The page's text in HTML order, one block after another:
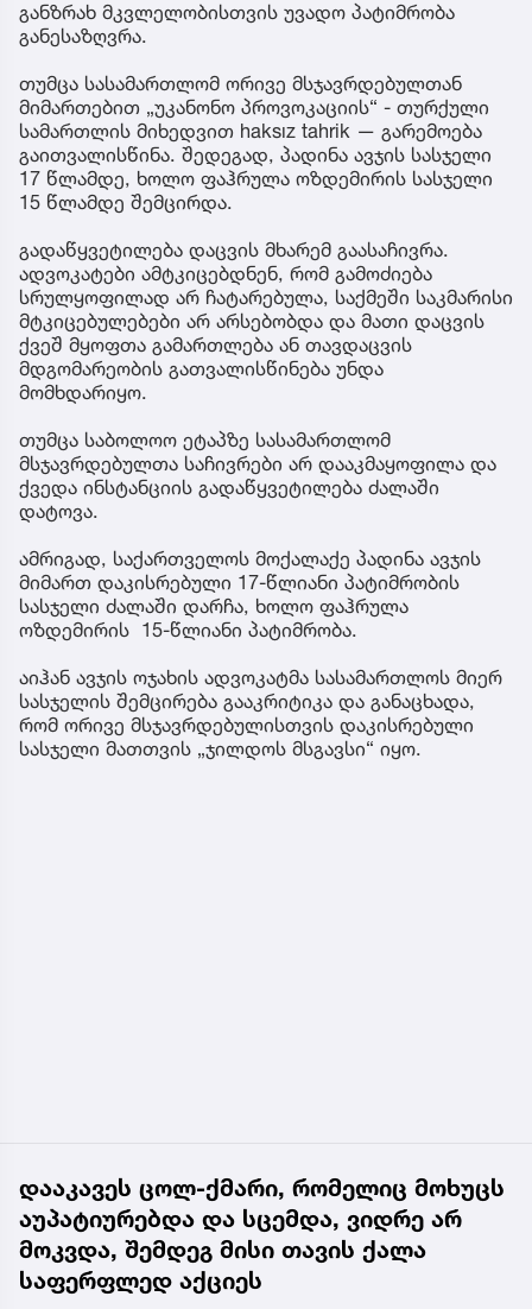
განზრახ მკვლელობისთვის უვადო პატიმრობა
განესაზღვრა.
თუმცა სასამართლომ ორივე მსჯავრდებულთან
მიმართებით „უკანონო პროვოკაციის“ - თურქული
სამართლის მიხედვით haksız tahrik — გარემოება
გაითვალისწინა. შედეგად, პადინა ავჯის სასჯელი
17 წლამდე, ხოლო ფაჰრულა ოზდემირის სასჯელი
15 წლამდე შემცირდა.
გადაწყვეტილება დაცვის მხარემ გაასაჩივრა.
ადვოკატები ამტკიცებდნენ, რომ გამოძიება
სრულყოფილად არ ჩატარებულა, საქმეში საკმარისი
მტკიცებულებები არ არსებობდა და მათი დაცვის
ქვეშ მყოფთა გამართლება ან თავდაცვის
მდგომარეობის გათვალისწინება უნდა
მომხდარიყო.
თუმცა საბოლოო ეტაპზე სასამართლომ
მსჯავრდებულთა საჩივრები არ დააკმაყოფილა და
ქვედა ინსტანციის გადაწყვეტილება ძალაში
დატოვა.
ამრიგად, საქართველოს მოქალაქე პადინა ავჯის
მიმართ დაკისრებული 17-წლიანი პატიმრობის
სასჯელი ძალაში დარჩა, ხოლო ფაჰრულა
ოზდემირის 15-წლიანი პატიმრობა.
აიჰან ავჯის ოჯახის ადვოკატმა სასამართლოს მიერ
სასჯელის შემცირება გააკრიტიკა და განაცხადა,
რომ ორივე მსჯავრდებულისთვის დაკისრებული
სასჯელი მათთვის „ჯილდოს მსგავსი“ იყო.
დააკავეს ცოლ-ქმარი, რომელიც მოხუცს
აუპატიურებდა და სცემდა, ვიდრე არ
მოკვდა, შემდეგ მისი თავის ქალა
საფერფლედ აქციეს